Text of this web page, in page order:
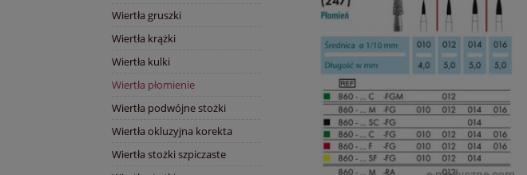
Wiertła gruszki
Wiertła krążki
Wiertła kulki
Wiertła płomienie
Wiertła podwójne stożki
Wiertła okluzyjna korekta
Wiertła stożki szpiczaste